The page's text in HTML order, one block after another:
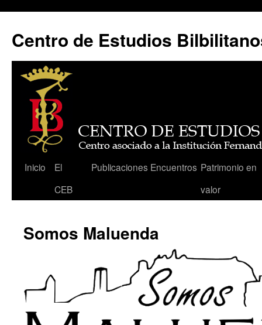
Centro de Estudios
Saltar
Inicio
El
CEB
Publicaciones Encuentros Patrimonio en
valor
Somos Maluenda